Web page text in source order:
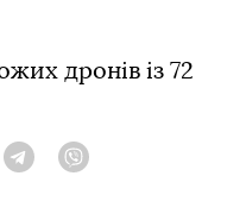
дронів із 72
TelegramViber